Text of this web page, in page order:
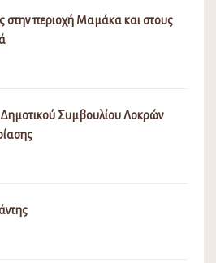
στην περιοχή Μαμάκα και στους
Συμβουλίου Λοκρών